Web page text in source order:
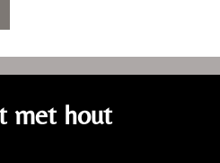
met hout